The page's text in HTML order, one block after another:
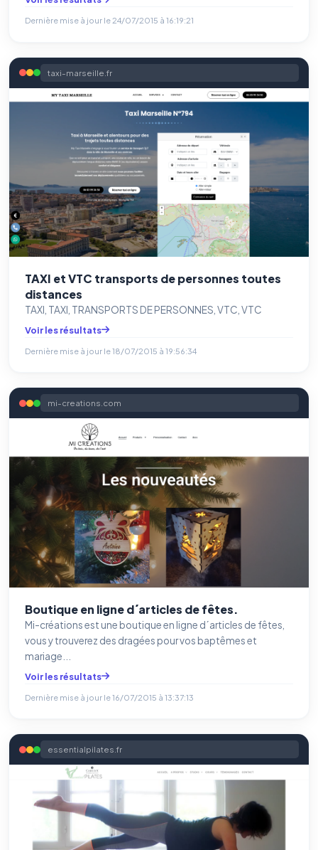
Dernière mise à jour le 24/07/2015 à 16:19:21
taxi-marseille.fr
TAXI et VTC transports de personnes toutes
distances
TAXI, TAXI, TRANSPORTS DE PERSONNES, VTC, VTC
Voir les résultats
Dernière mise à jour le18/07/2015 à 19:56:34
mi-creations.com
Boutique en ligne d´articles de fêtes.
Mi-créations est une boutique en ligne d´articles de fêtes,
vous y trouverez des dragées pour vos baptêmes et
mariage...
Voir les résultats
Dernière mise à jour le16/07/2015 à 13:37:13
essentialpilates.fr